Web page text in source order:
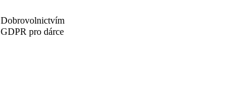
Dobrovolnictvím
GDPR pro dárce